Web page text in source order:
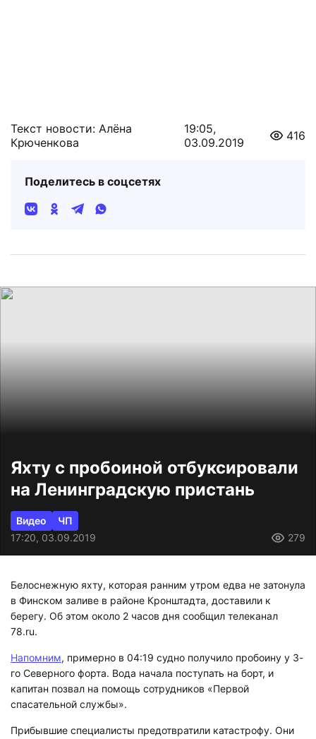
Текст новости: Алёна
Крюченкова
19:05,
03.09.2019
416
Поделитесь в соцсетях
Яхту с пробоиной отбуксировали
на Ленинградскую пристань
Видео
ЧП
17:20, 03.09.2019
279
Белоснежную яхту, которая ранним утром едва не затонула
в Финском заливе в районе Кронштадта, доставили к
берегу. Об этом около 2 часов дня сообщил телеканал
78.ru.
Напомним, примерно в 04:19 судно получило пробоину у 3-
го Северного форта. Вода начала поступать на борт, и
капитан позвал на помощь сотрудников «Первой
спасательной службы».
Прибывшие специалисты предотвратили катастрофу. Они